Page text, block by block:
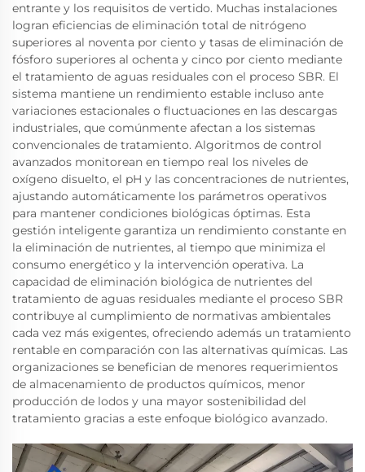
entrante y los requisitos de vertido. Muchas instalaciones
logran eficiencias de eliminación total de nitrógeno
superiores al noventa por ciento y tasas de eliminación de
fósforo superiores al ochenta y cinco por ciento mediante
el tratamiento de aguas residuales con el proceso SBR. El
sistema mantiene un rendimiento estable incluso ante
variaciones estacionales o fluctuaciones en las descargas
industriales, que comúnmente afectan a los sistemas
convencionales de tratamiento. Algoritmos de control
avanzados monitorean en tiempo real los niveles de
oxígeno disuelto, el pH y las concentraciones de nutrientes,
ajustando automáticamente los parámetros operativos
para mantener condiciones biológicas óptimas. Esta
gestión inteligente garantiza un rendimiento constante en
la eliminación de nutrientes, al tiempo que minimiza el
consumo energético y la intervención operativa. La
capacidad de eliminación biológica de nutrientes del
tratamiento de aguas residuales mediante el proceso SBR
contribuye al cumplimiento de normativas ambientales
cada vez más exigentes, ofreciendo además un tratamiento
rentable en comparación con las alternativas químicas. Las
organizaciones se benefician de menores requerimientos
de almacenamiento de productos químicos, menor
producción de lodos y una mayor sostenibilidad del
tratamiento gracias a este enfoque biológico avanzado.